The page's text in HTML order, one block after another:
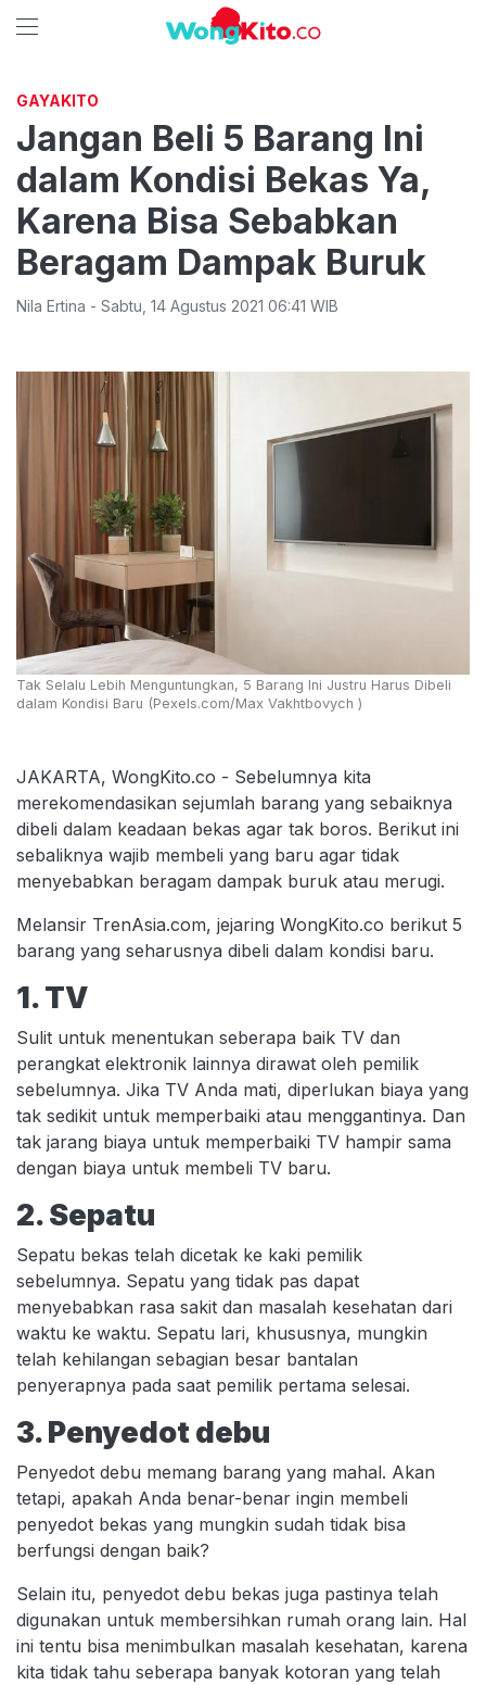
GAYAKITO
Jangan Beli 5 Barang Ini
dalam Kondisi Bekas Ya,
Karena Bisa Sebabkan
Beragam Dampak Buruk
Nila Ertina - Sabtu 14 Agustus 2021 06:41 WIB
Tak Selalu Lebih Menguntungkan, 5 Barang Ini Justru Harus Dibeli
dalam Kondisi Baru (Pexels.com/Max Vakhtbovych )
JAKARTA, WongKito.co - Sebelumnya kita
merekomendasikan sejumlah barang yang sebaiknya
dibeli dalam keadaan bekas agar tak boros. Berikut ini
sebaliknya wajib membeli yang baru agar tidak
menyebabkan beragam dampak buruk atau merugi.
Melansir TrenAsia.com, jejaring WongKito.co berikut 5
barang yang seharusnya dibeli dalam kondisi baru.
1. TV
Sulit untuk menentukan seberapa baik TV dan
perangkat elektronik lainnya dirawat oleh pemilik
sebelumnya. Jika TV Anda mati, diperlukan biaya yang
tak sedikit untuk memperbaiki atau menggantinya. Dan
tak jarang biaya untuk memperbaiki TV hampir sama
dengan biaya untuk membeli TV baru.
2. Sepatu
Sepatu bekas telah dicetak ke kaki pemilik
sebelumnya. Sepatu yang tidak pas dapat
menyebabkan rasa sakit dan masalah kesehatan dari
waktu ke waktu. Sepatu lari, khususnya, mungkin
telah kehilangan sebagian besar bantalan
penyerapnya pada saat pemilik pertama selesai.
3. Penyedot debu
Penyedot debu memang barang yang mahal. Akan
tetapi, apakah Anda benar-benar ingin membeli
penyedot bekas yang mungkin sudah tidak bisa
berfungsi dengan baik?
Selain itu, penyedot debu bekas juga pastinya telah
digunakan untuk membersihkan rumah orang lain. Hal
ini tentu bisa menimbulkan masalah kesehatan, karena
kita tidak tahu seberapa banyak kotoran yang telah